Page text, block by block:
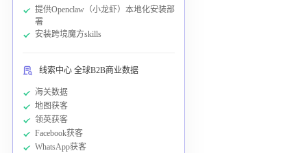
提供Openclaw（小龙虾）本地化安装部
署
安装跨境魔方skills
线索中心 全球B2B商业数据
海关数据
地图获客
领英获客
Facebook获客
WhatsApp获客